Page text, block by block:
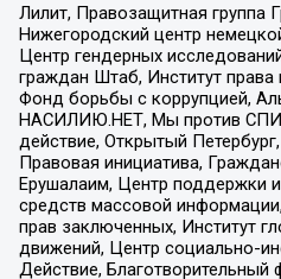
Лилит, Правозащитная группа
Нижегородский центр
Центр гендерных
граждан Штаб, Институт права
Фонд борьбы с коррупцией,
НАСИЛИЮ.НЕТ, Мы против
действие, Открытый
Правовая инициатива,
Ерушалаим, Центр поддержки
средств массовой
прав заключенных, Институт
движений, Центр социально-
Действие,